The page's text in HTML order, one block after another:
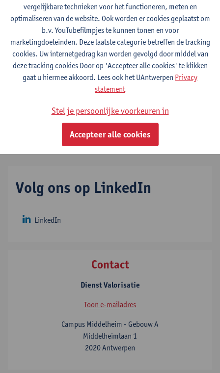
Aanbod voor bedrijven
Spin-offs UAntwerpen
Impact creëren
Volg ons op LinkedIn
LinkedIn
Contact
Dienst Valorisatie
Toon e-mailadres
Campus Middelheim - Gebouw A
Middelheimlaan 1
2020 Antwerpen
vergelijkbare technieken voor het functioneren, meten en
optimaliseren van de website. Ook worden er cookies geplaatst om
b.v. YouTubefilmpjes te kunnen tonen en voor
marketingdoeleinden. Deze laatste categorie betreffen de tracking
cookies. Uw internetgedrag kan worden gevolgd door middel van
deze tracking cookies Door op 'Accepteer alle cookies' te klikken
gaat u hiermee akkoord. Lees ook het UAntwerpen Privacy
statement
Stel je persoonlijke voorkeuren in
Accepteer alle cookies